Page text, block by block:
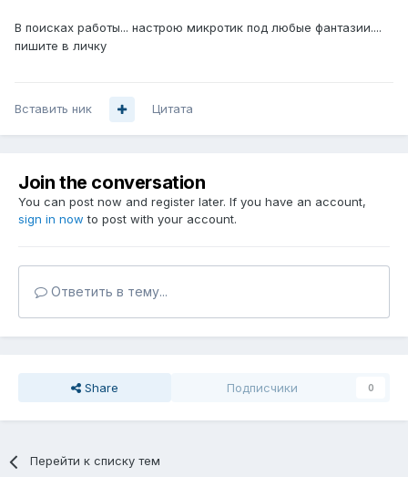
В поисках работы... настрою микротик под любые фантазии....
пишите в личку
Вставить ник Цитата
Join the conversation
You can post now and register later. If you have an account,
sign in now to post with your account.
Ответить в тему...
Share Подписчики 0
Перейти к списку тем